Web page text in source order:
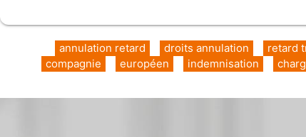
retard
droits annulation
annulation retard
indemnisation
européen
compagnie